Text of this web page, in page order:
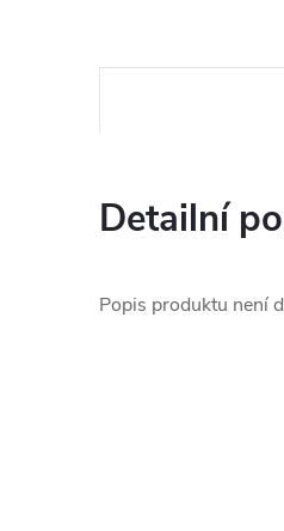
Detailní
Popis produktu není